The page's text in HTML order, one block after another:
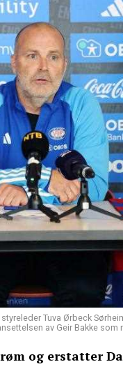
Tuva Ørbeck
av Geir Bakke som
og erstatter